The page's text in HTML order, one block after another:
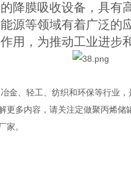
降膜吸收设备，具有
源等领域有着广泛的
用，为推动工业进步
金、轻工、纺织和环保等行业
更多内容，请关注定做聚丙烯储
家。